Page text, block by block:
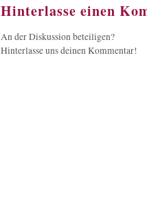
Hinterlasse einen
An der Diskussion beteiligen?
Hinterlasse uns deinen Kommentar!